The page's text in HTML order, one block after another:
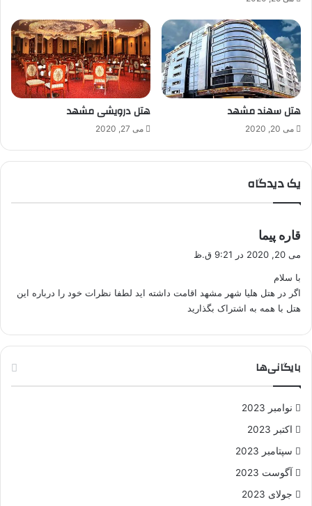
هتل سهند مشهد
می 20, 2020
هتل درویشی مشهد
می 27, 2020
یک دیدگاه
قاره پیما
می 20, 2020 در 9:21 ق.ظ
با سلام
اگر در هتل هلیا شهر مشهد اقامت داشته اید لطفا نظرات خود را درباره این
هتل با همه به اشتراک بگذارید
بایگانی‌ها
نوامبر 2023
اکتبر 2023
سپتامبر 2023
آگوست 2023
جولای 2023